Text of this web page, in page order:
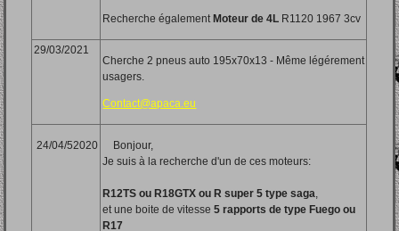
Recherche également Moteur de 4L R1120 1967 3cv
29/03/2021
Cherche 2 pneus auto 195x70x13 - Même légérement
usagers.
Contact@apaca.eu
24/04/52020
Bonjour,
Je suis à la recherche d'un de ces moteurs:
R12TS ou R18GTX ou R super 5 type saga,
et une boite de vitesse 5 rapports de type Fuego ou
R17